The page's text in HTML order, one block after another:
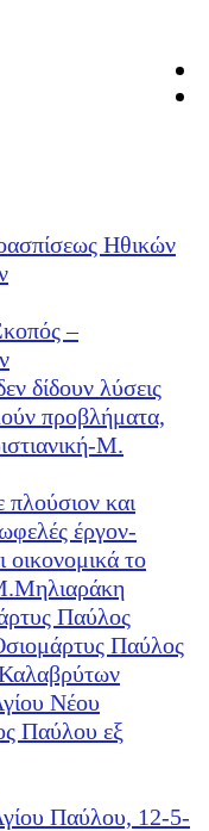
Ηθικών
–
δίδουν λύσεις
προβλήματα,
Μ.
και
έργον-
οικονομικά το
Παύλος
Παύλος
Νέου
Παύλου εξ
Παύλου, 12-5-